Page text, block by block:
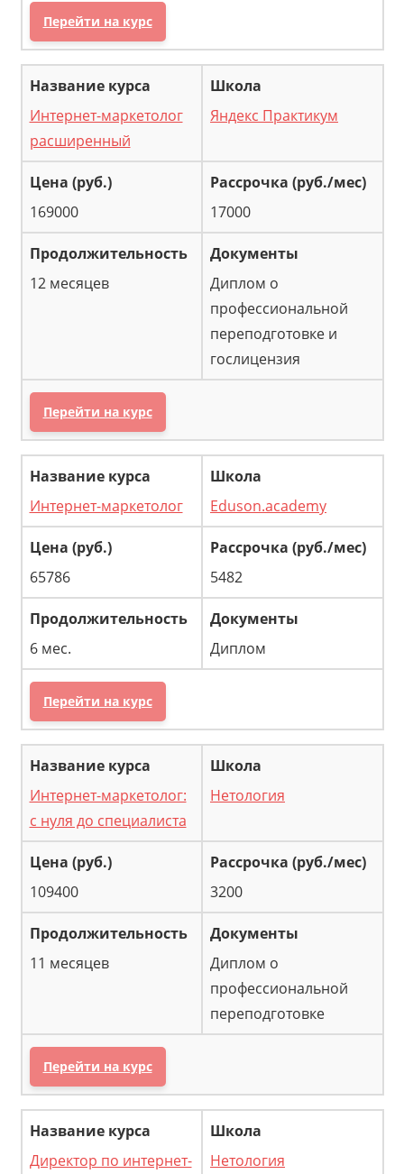
Перейти на курс
Интернет-маркетолог
расширенный
Яндекс Практикум
169000 17000
12 месяцев
Диплом о
профессиональной
переподготовке и
гослицензия
Перейти на курс
Интернет-маркетолог Eduson.academy
65786 5482
6 мес. Диплом
Перейти на курс
Интернет-маркетолог:
с нуля до cпециалиста
Нетология
109400 3200
11 месяцев
Диплом о
профессиональной
переподготовке
Перейти на курс
Директор по интернет-
Нетология